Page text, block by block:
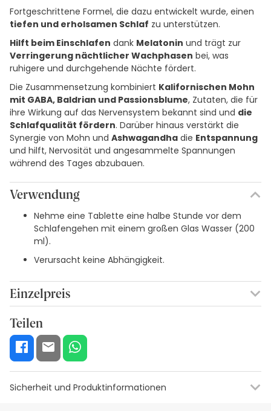
Fortgeschrittene Formel, die dazu entwickelt wurde, einen
tiefen und erholsamen Schlaf zu unterstützen.
Hilft beim Einschlafen dank Melatonin und trägt zur
Verringerung nächtlicher Wachphasen bei, was
ruhigere und durchgehende Nächte fördert.
Die Zusammensetzung kombiniert Kalifornischen Mohn
mit GABA, Baldrian und Passionsblume, Zutaten, die für
ihre Wirkung auf das Nervensystem bekannt sind und die
Schlafqualität fördern. Darüber hinaus verstärkt die
Synergie von Mohn und Ashwagandha die Entspannung
und hilft, Nervosität und angesammelte Spannungen
während des Tages abzubauen.
Verwendung
Nehme eine Tablette eine halbe Stunde vor dem
Schlafengehen mit einem großen Glas Wasser (200
ml).
Verursacht keine Abhängigkeit.
Einzelpreis
Teilen
Sicherheit und Produktinformationen